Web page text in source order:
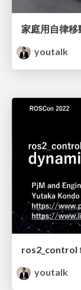
youtalk
youtalk